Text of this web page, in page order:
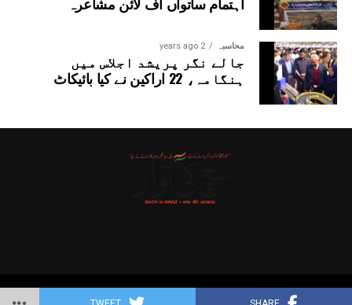
محاسبہ 2 years ago
جالے نگر پریشد اجلاس میں
ہنگامہ، 22 اراکین نے کیا بائیکاٹ
Copyright © 2025 Probitas News Network